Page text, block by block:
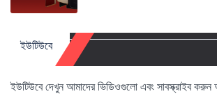
ইউটিউবে
ইউটিউবে দেখুন আমাদের ভিডিওগুলো এবং সাবস্ক্রাইব করুন